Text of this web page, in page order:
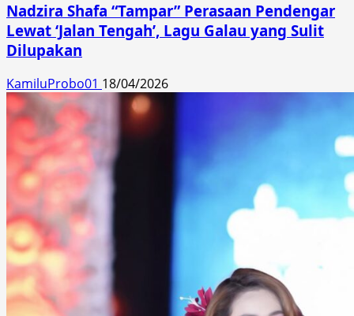
Nadzira Shafa “Tampar” Perasaan Pendengar
Lewat ‘Jalan Tengah’, Lagu Galau yang Sulit
Dilupakan
KamiluProbo01 18/04/2026